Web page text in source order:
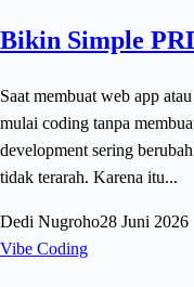
Bikin Simple
Saat membuat web app
mulai coding tanpa
development sering
tidak terarah. Karena itu...
Dedi Nugroho28 Juni 2026
Vibe Coding